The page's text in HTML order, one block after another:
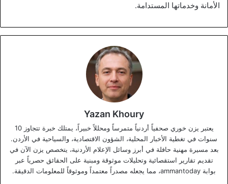
الأمانة وخدماتها المستدامة.
Yazan Khoury
يعتبر يزن خوري صحفياً أردنياً متمرساً ومحللاً خبيراً، يمتلك خبرة تتجاوز 10
سنوات في تغطية الأخبار المحلية، الشؤون الاقتصادية، والسياحية في الأردن.
بعد مسيرة مهنية حافلة في أبرز وسائل الإعلام الأردنية، يتخصص يزن الآن في
تقديم تقارير استقصائية وتحليلات موثوقة ومبنية على الحقائق حصرياً عبر
بوابة ammantoday، مما يجعله مصدراً معتمداً وموثوقاً للمعلومات الدقيقة.